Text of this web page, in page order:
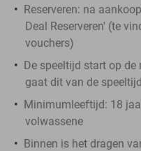
Reserveren: na
Deal Reserveren' (te
vouchers)
De speeltijd start op de
gaat dit van de
Minimumleeftijd: 18
volwassene
Binnen is het dragen